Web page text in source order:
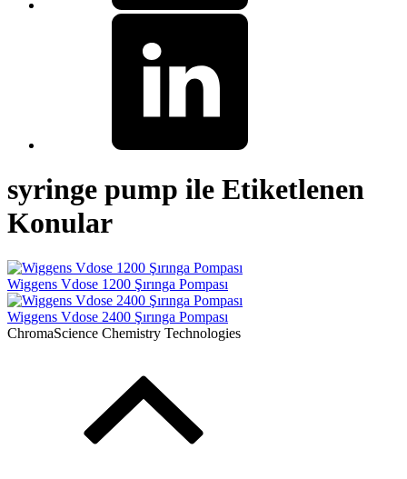
syringe pump ile Etiketlenen
Konular
Wiggens Vdose 1200 Şırınga Pompası
Wiggens Vdose 2400 Şırınga Pompası
ChromaScience Chemistry Technologies